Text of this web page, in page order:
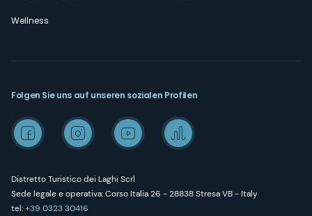
Wellness
Distretto Turistico dei Laghi Scrl
Sede legale e operativa: Corso Italia 26 - 28838 Stresa VB - Italy
tel:+39 0323 30416
Folgen Sie uns auf unseren sozialen Profilen